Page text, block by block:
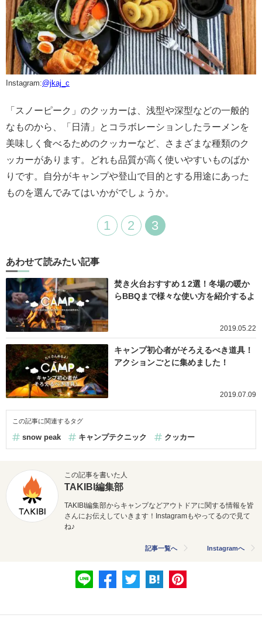
Instagram:@jkaj_c
「スノーピーク」のクッカーは、浅型や深型などの一般的
なものから、「日清」とコラボレーションしたラーメンを
美味しく食べるためのクッカーなど、さまざまな種類のク
ッカーがあります。どれも品質が高く使いやすいものばか
りです。自分がキャンプや登山で目的とする用途にあった
ものを選んでみてはいかがでしょうか。
1 2 3
あわせて読みたい記事
焚き火台おすすめ１2選！冬場の暖か
らBBQまで様々な使い方を紹介するよ
2019.05.22
キャンプ初心者がそろえるべき道具！
アクションごとに集めました！
2019.07.09
この記事に関連するタグ
snow peak キャンプテクニック クッカー
この記事を書いた人
TAKIBI編集部
TAKIBI編集部からキャンプなどアウトドアに関する情報を皆
さんにお伝えしていきます！Instagramもやってるので見て
ね♪
記事一覧へ Instagramへ